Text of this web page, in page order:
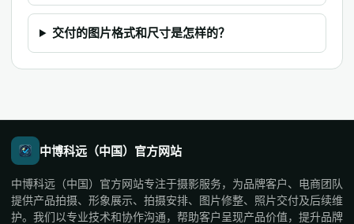
交付的图片格式和尺寸是怎样的？
中博科远（中国）官方网站
中博科远（中国）官方网站专注于摄影服务，为品牌客户、电商团队
提供产品拍摄、形象展示、拍摄安排、图片修整、照片交付及后续维
护。我们以专业技术和协作沟通，帮助客户呈现产品价值，提升品牌